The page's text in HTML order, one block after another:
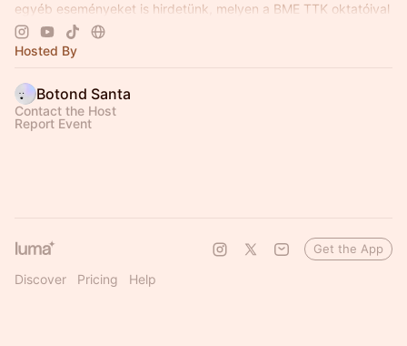
egyéb eseményeket is hirdetünk, melyen a BME TTK oktatóival
találkozhattok!
Hosted By
Botond Santa
Contact the Host
Report Event
Discover Pricing Help
Get the App